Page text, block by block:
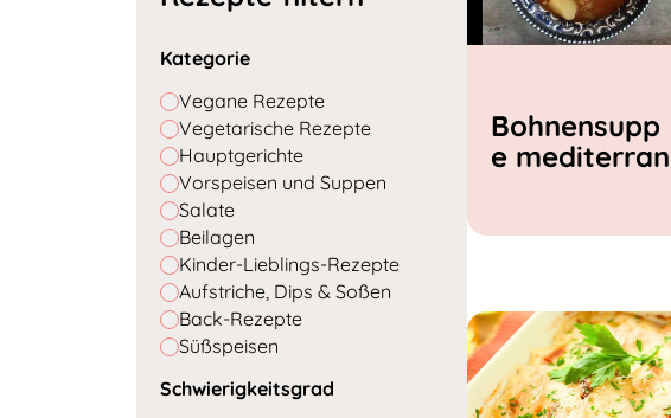
Kategorie
Vegane Rezepte
Vegetarische Rezepte
Hauptgerichte
Vorspeisen und Suppen
Salate
Beilagen
Kinder-Lieblings-Rezepte
Aufstriche, Dips & Soßen
Back-Rezepte
Süßspeisen
Schwierigkeitsgrad
Bohnensupp
e mediterran